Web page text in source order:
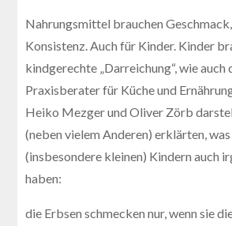
Nahrungsmittel brauchen
Konsistenz. Auch für Kinder. Kinder
kindgerechte „Darreichung“, wie auch
Praxisberater für Küche und
Heiko Mezger und Oliver Zörb
(neben vielem Anderen) erklärten,
(insbesondere kleinen) Kindern auch
haben:
die Erbsen schmecken nur, wenn sie